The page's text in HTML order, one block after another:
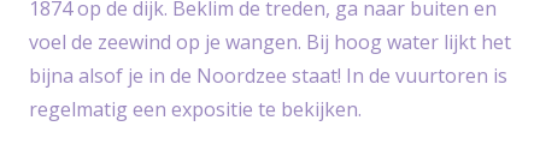
1874 op de dijk. Beklim de treden, ga naar buiten en
voel de zeewind op je wangen. Bij hoog water lijkt het
bijna alsof je in de Noordzee staat! In de vuurtoren is
regelmatig een expositie te bekijken.